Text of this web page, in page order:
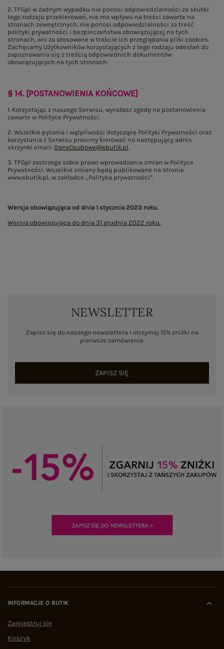
2. TFGpl w żadnym wypadku nie ponosi odpowiedzialności za skutki
tego rodzaju przekierowań, nie ma wpływu na treści zawarte na
stronach zewnętrznych, nie ponosi odpowiedzialności za treść
polityki prywatności i bezpieczeństwa obowiązującej na tych
stronach, ani za stosowane w trakcie ich przeglądania pliki cookies.
Zachęcamy Użytkowników korzystających z tego rodzaju odesłań do
zapoznawania się z treścią odpowiednich dokumentów
obowiązujących na tych stronach.
§ 14. [POSTANOWIENIA KOŃCOWE]
1. Korzystając z naszego Serwisu, wyrażasz zgodę na postanowienia
zawarte w Polityce Prywatności.
2. Wszelkie pytania i wątpliwości dotyczące Polityki Prywatności oraz
korzystania z Serwisu prosimy kierować na następujący adres
skrzynki email: DaneOsobowe@ebutik.pl.
3. TFGpl zastrzega sobie prawo wprowadzania zmian w Polityce
Prywatności. Wszelkie zmiany będą publikowane na stronie
www.ebutik.pl, w zakładce „Polityka prywatności”.
Wersja obowiązująca od dnia 1 stycznia 2023 roku.
Wersja obowiązująca do dnia 31 grudnia 2022 roku.
NEWSLETTER
Zapisz się do naszego newslettera i otrzymaj 15% zniżki na
pierwsze zamówienie
ZAPISZ SIĘ
INFORMACJE O BUTIK
Zarejestruj się
Koszyk